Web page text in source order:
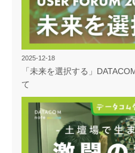
2025-12-18
「未来を選択する」
て